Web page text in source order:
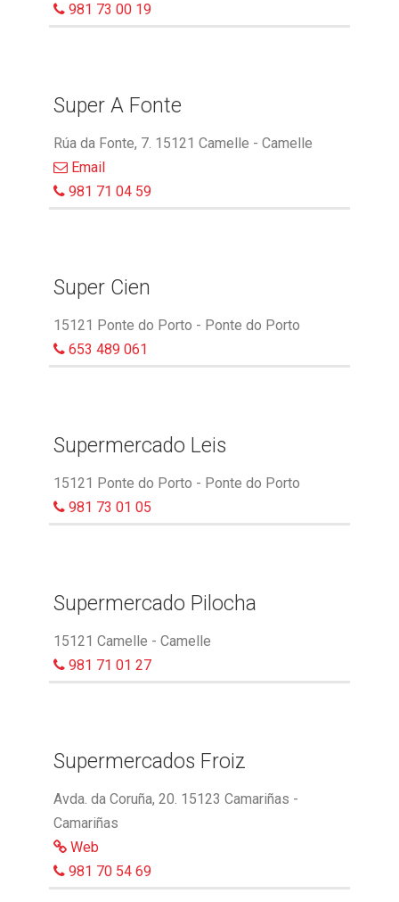
981 73 00 19
Super A Fonte
Rúa da Fonte, 7. 15121 Camelle - Camelle
Email
981 71 04 59
Super Cien
15121 Ponte do Porto - Ponte do Porto
653 489 061
Supermercado Leis
15121 Ponte do Porto - Ponte do Porto
981 73 01 05
Supermercado Pilocha
15121 Camelle - Camelle
981 71 01 27
Supermercados Froiz
Avda. da Coruña, 20. 15123 Camariñas -
Camariñas
Web
981 70 54 69